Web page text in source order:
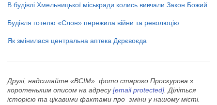
В будівлі Хмельницької міськради колись вивчали Закон Божий
Будівля готелю «Слон» пережила війни та революцію
Як змінилася центральна аптека Дєрєвоєда
Друзі, надсилайте «ВСІМ» фото старого Проскурова з
коротеньким описом на адресу[email protected] . Діліться
історією та цікавими фактами про зміни у нашому місті.